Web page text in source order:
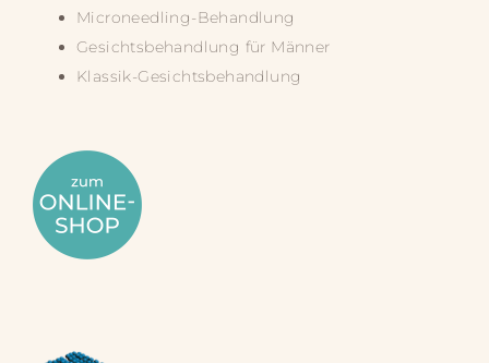
Microneedling-Behandlung
Gesichtsbehandlung für Männer
Klassik-Gesichtsbehandlung